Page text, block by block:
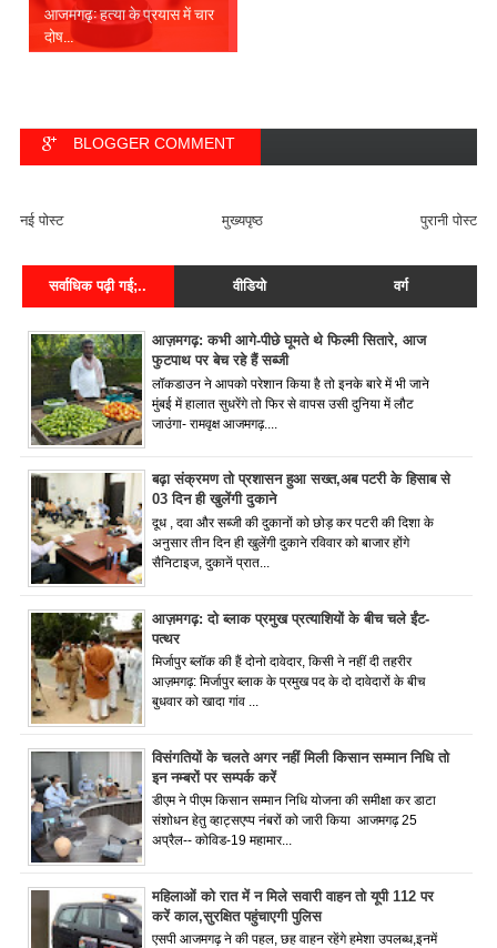
आजमगढ़: हत्या के प्रयास में चार
दोष...
BLOGGER COMMENT
नई पोस्ट पुरानी पोस्ट
मुख्यपृष्ठ
सर्वाधिक पढ़ी गई;.. वीडियो वर्ग
आज़मगढ़: कभी आगे-पीछे घूमते थे फिल्मी सितारे, आज
फुटपाथ पर बेच रहे हैं सब्जी
लॉकडाउन ने आपको परेशान किया है तो इनके बारे में भी जाने
मुंबई में हालात सुधरेंगे तो फिर से वापस उसी दुनिया में लौट
जाउंगा- रामवृक्ष आजमगढ़....
बढ़ा संक्रमण तो प्रशासन हुआ सख्त,अब पटरी के हिसाब से
03 दिन ही खुलेंगी दुकाने
दूध , दवा और सब्जी की दुकानों को छोड़ कर पटरी की दिशा के
अनुसार तीन दिन ही खुलेंगी दुकाने रविवार को बाजार होंगे
सैनिटाइज, दुकानें प्रात...
आज़मगढ़: दो ब्लाक प्रमुख प्रत्याशियों के बीच चले ईंट-
पत्थर
मिर्जापुर ब्लॉक की हैं दोनो दावेदार, किसी ने नहीं दी तहरीर
आज़मगढ़: मिर्जापुर ब्लाक के प्रमुख पद के दो दावेदारों के बीच
बुधवार को खादा गांव ...
विसंगतियों के चलते अगर नहीं मिली किसान सम्मान निधि तो
इन नम्बरों पर सम्पर्क करें
डीएम ने पीएम किसान सम्मान निधि योजना की समीक्षा कर डाटा
संशोधन हेतु व्हाट्सएप्प नंबरों को जारी किया आजमगढ़ 25
अप्रैल-- कोविड-19 महामार...
महिलाओं को रात में न मिले सवारी वाहन तो यूपी 112 पर
करें काल,सुरक्षित पहुंचाएगी पुलिस
एसपी आजमगढ़ ने की पहल, छह वाहन रहेंगे हमेशा उपलब्ध,इनमें